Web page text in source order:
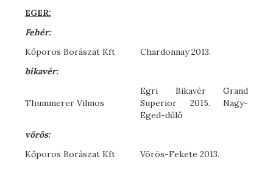
EGER:
Fehér:
Kőporos Borászat Kft
Chardonnay 2013.
bikavér:
Thummerer Vilmos
Egri Bikavér Grand
Superior 2015. Nagy-
Eged-dűlő
vörös:
Kőporos Borászat Kft
Vörös-Fekete 2013.